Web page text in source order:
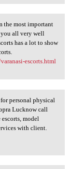
I am
the most important
you all very well
has a lot to show
escorts.html
personal physical
Lucknow call
model
with client.